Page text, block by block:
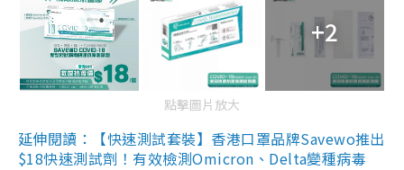
+2
點擊圖片放大
延伸閱讀：【快速測試套裝】香港口罩品牌Savewo推出
$18快速測試劑！有效檢測Omicron、Delta變種病毒